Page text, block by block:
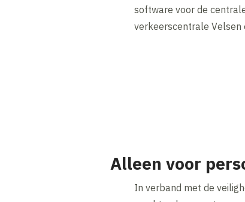
software voor de
verkeerscentrale Velsen
Alleen voor
In verband met de